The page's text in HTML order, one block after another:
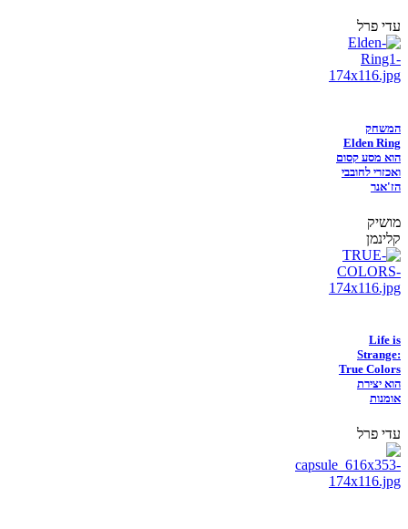
עדי פרל
המשחק
Elden Ring
הוא מסע קסום
ואכזרי לחובבי
הז'אנר
מושיק
קלינמן
Life is
Strange:
True Colors
הוא יצירת
אומנות
עדי פרל